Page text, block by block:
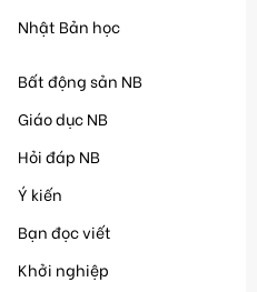
Nhật Bản học
Bất động sản NB
Giáo dục NB
Hỏi đáp NB
Ý kiến
Bạn đọc viết
Khởi nghiệp